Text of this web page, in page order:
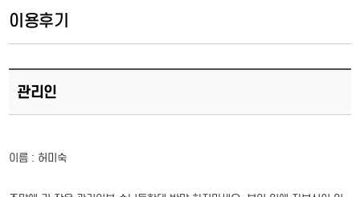
이용후기
관리인
이름 : 허미숙